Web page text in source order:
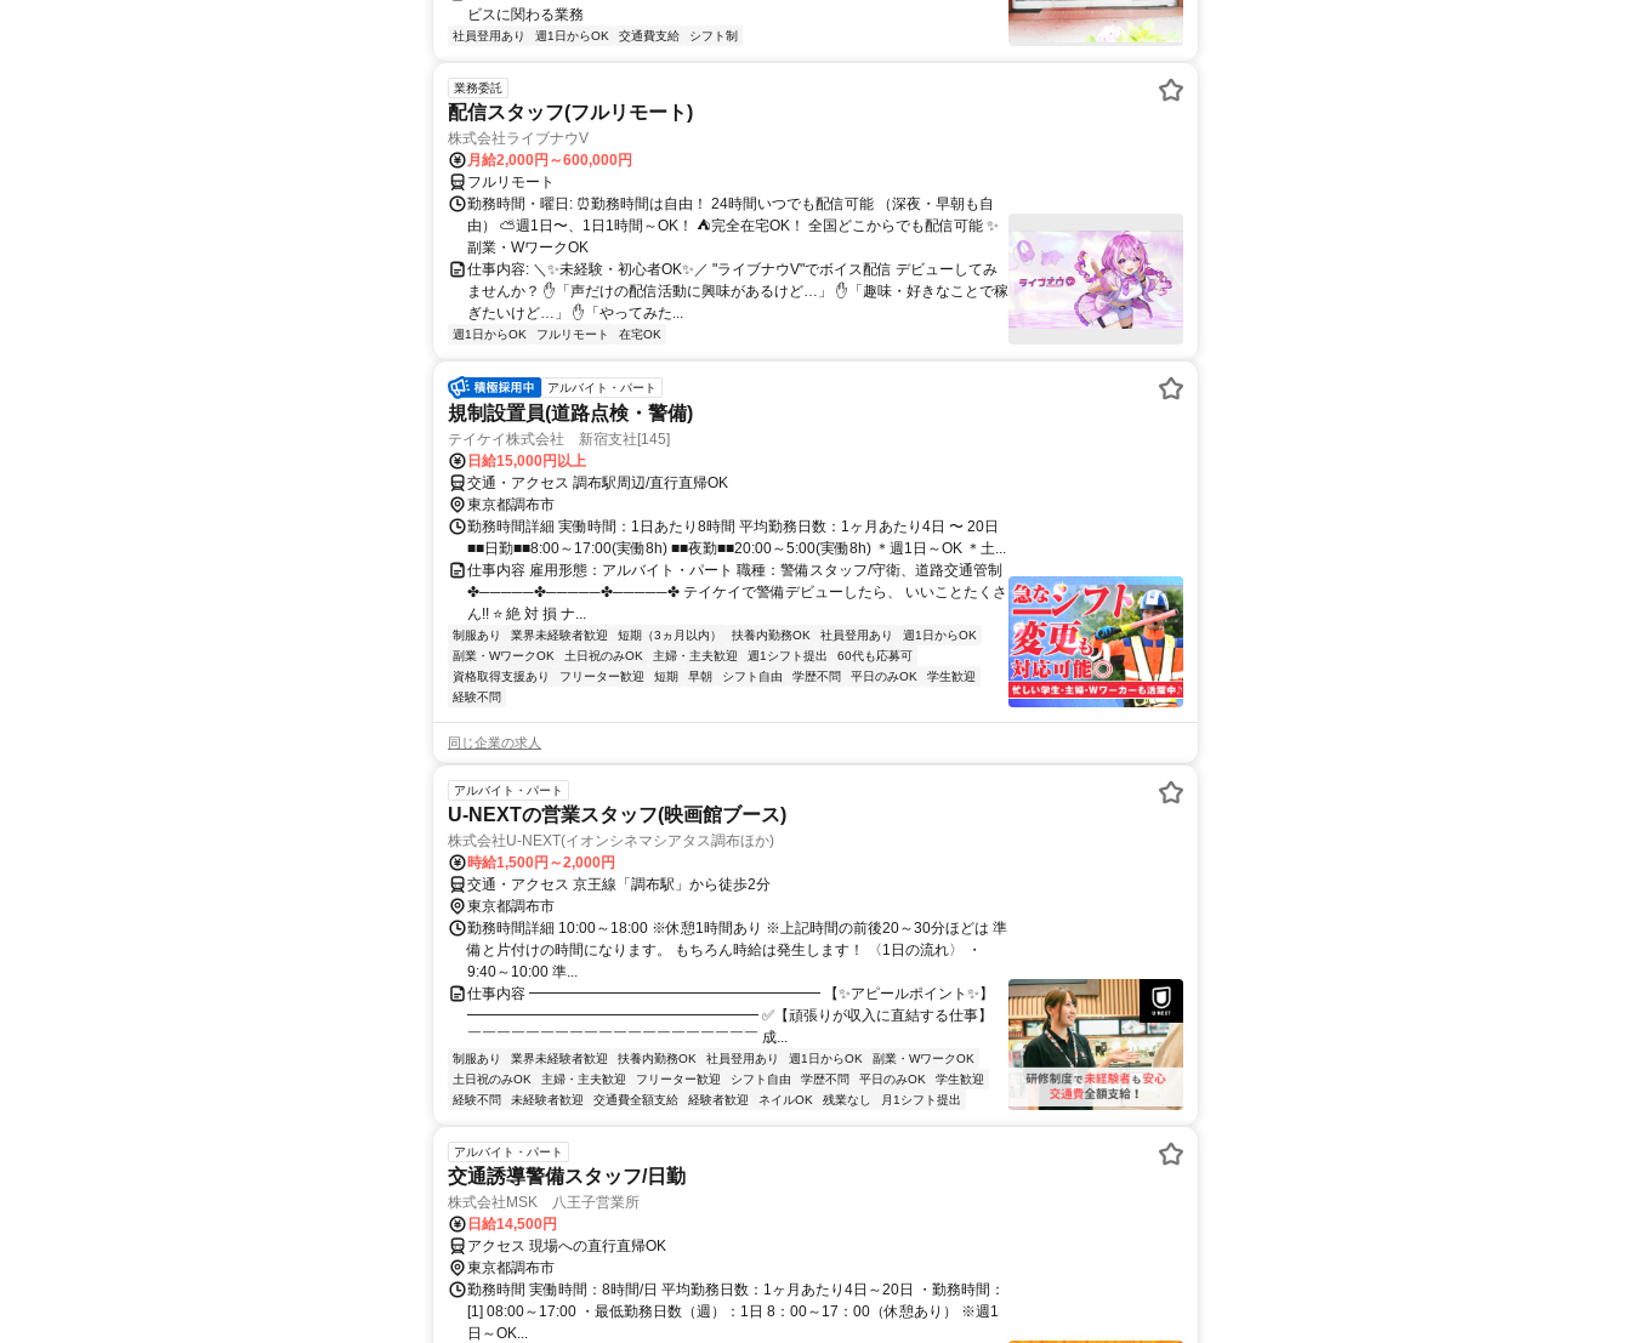
ビスに関わる業務
社員登用あり 週1日からOK 交通費支給 シフト制
業務委託
配信スタッフ(フルリモート)
株式会社ライブナウV
月給2,000円～600,000円
フルリモート
勤務時間・曜日: ⏰勤務時間は自由！ 24時間いつでも配信可能 （深夜・早朝も自
由） ⛅週1日〜、1日1時間～OK！ ⛺完全在宅OK！ 全国どこからでも配信可能 ✨
副業・WワークOK
仕事内容: ＼✨未経験・初心者OK✨／ "ライブナウV"でボイス配信 デビューしてみ
ませんか？ ✋「声だけの配信活動に興味があるけど…」 ✋「趣味・好きなことで稼
ぎたいけど…」 ✋「やってみた...
週1日からOK フルリモート 在宅OK
アルバイト・パート
規制設置員(道路点検・警備)
テイケイ株式会社 新宿支社[145]
日給15,000円以上
交通・アクセス 調布駅周辺/直行直帰OK
東京都調布市
勤務時間詳細 実働時間：1日あたり8時間 平均勤務日数：1ヶ月あたり4日 〜 20日
■■日勤■■8:00～17:00(実働8h) ■■夜勤■■20:00～5:00(実働8h) ＊週1日～OK ＊土...
仕事内容 雇用形態：アルバイト・パート 職種：警備スタッフ/守衛、道路交通管制
✤─────✤─────✤─────✤ テイケイで警備デビューしたら、 いいことたくさ
ん!! ⭐ 絶 対 損 ナ...
制服あり 業界未経験者歓迎 短期（3ヵ月以内） 扶養内勤務OK 社員登用あり
週1日からOK
副業・WワークOK
土日祝のみOK 主婦・主夫歓迎 週1シフト提出
60代も応募可
資格取得支援あり
フリーター歓迎 短期 早朝 シフト自由 学歴不問 平日のみOK
学生歓迎
経験不問
同じ企業の求人
アルバイト・パート
U-NEXTの営業スタッフ(映画館ブース)
株式会社U-NEXT(イオンシネマシアタス調布ほか)
時給1,500円～2,000円
交通・アクセス 京王線「調布駅」から徒歩2分
東京都調布市
勤務時間詳細 10:00～18:00 ※休憩1時間あり ※上記時間の前後20～30分ほどは 準
備と片付けの時間になります。 もちろん時給は発生します！ 〈1日の流れ〉 ・
9:40～10:00 準...
仕事内容 ━━━━━━━━━━━━━━━━━━━━ 【✨アピールポイント✨】
━━━━━━━━━━━━━━━━━━━━ ✅【頑張りが収入に直結する仕事】
￣￣￣￣￣￣￣￣￣￣￣￣￣￣￣￣￣￣￣￣ 成...
制服あり 業界未経験者歓迎 扶養内勤務OK 社員登用あり 週1日からOK
副業・WワークOK
土日祝のみOK
主婦・主夫歓迎 フリーター歓迎 シフト自由 学歴不問 平日のみOK
学生歓迎
経験不問
未経験者歓迎 交通費全額支給 経験者歓迎 ネイルOK 残業なし 月1シフト提出
アルバイト・パート
交通誘導警備スタッフ/日勤
株式会社MSK 八王子営業所
日給14,500円
アクセス 現場への直行直帰OK
東京都調布市
勤務時間 実働時間：8時間/日 平均勤務日数：1ヶ月あたり4日～20日 ・勤務時間：
[1] 08:00～17:00 ・最低勤務日数（週）：1日 8：00～17：00（休憩あり） ※週1
日～OK...